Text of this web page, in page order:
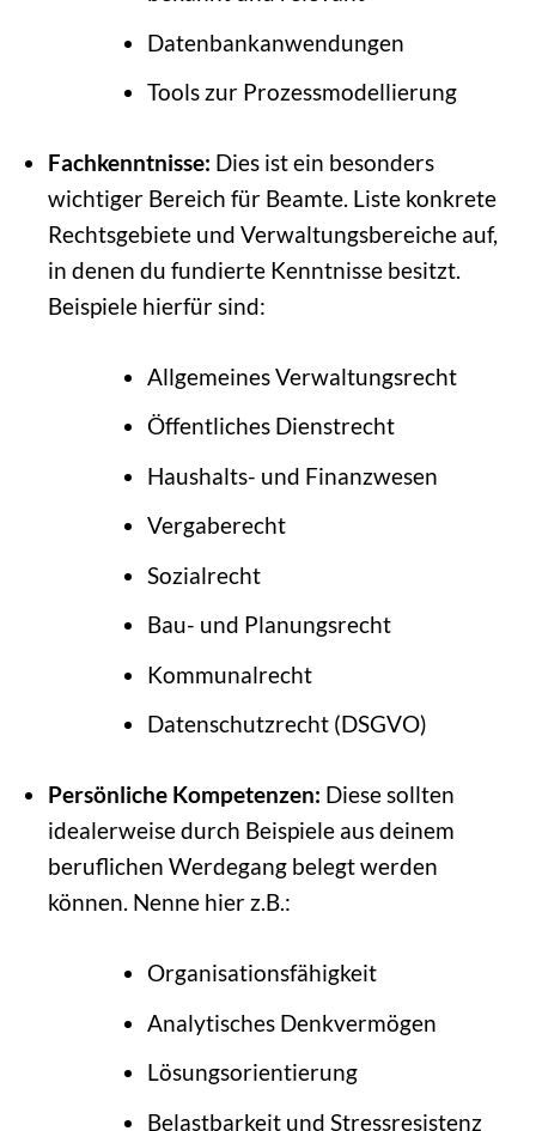
Datenbankanwendungen
Tools zur Prozessmodellierung
Fachkenntnisse: Dies ist ein besonders
wichtiger Bereich für Beamte. Liste konkrete
Rechtsgebiete und Verwaltungsbereiche auf,
in denen du fundierte Kenntnisse besitzt.
Beispiele hierfür sind:
Allgemeines Verwaltungsrecht
Öffentliches Dienstrecht
Haushalts- und Finanzwesen
Vergaberecht
Sozialrecht
Bau- und Planungsrecht
Kommunalrecht
Datenschutzrecht (DSGVO)
Persönliche Kompetenzen: Diese sollten
idealerweise durch Beispiele aus deinem
beruflichen Werdegang belegt werden
können. Nenne hier z.B.:
Organisationsfähigkeit
Analytisches Denkvermögen
Lösungsorientierung
Belastbarkeit und Stressresistenz